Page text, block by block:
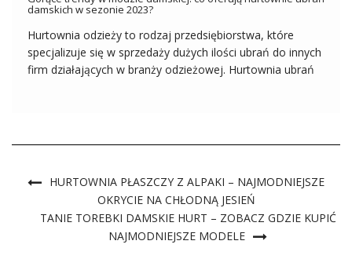
damskich w sezonie 2023?
Hurtownia odzieży to rodzaj przedsiębiorstwa, które
specjalizuje się w sprzedaży dużych ilości ubrań do innych
firm działających w branży odzieżowej. Hurtownia ubrań
HURTOWNIA PŁASZCZY Z ALPAKI – NAJMODNIEJSZE
OKRYCIE NA CHŁODNĄ JESIEŃ
TANIE TOREBKI DAMSKIE HURT – ZOBACZ GDZIE KUPIĆ
NAJMODNIEJSZE MODELE